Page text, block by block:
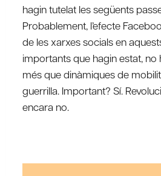
hagin tutelat les següents
Probablement, l’efecte
de les xarxes socials en
importants que hagin estat,
més que dinàmiques de
guerrilla. Important? Sí.
encara no.